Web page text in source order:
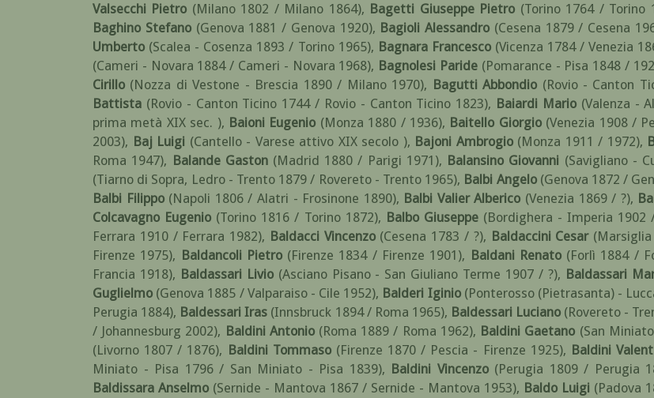
Valsecchi Pietro (Milano 1802 / Milano 1864), Bagetti Giuseppe Pietro (Torino 1764 / Torino
Baghino Stefano (Genova 1881 / Genova 1920), Bagioli Alessandro (Cesena 1879 / Cesena
Umberto (Scalea - Cosenza 1893 / Torino 1965), Bagnara Francesco (Vicenza 1784 / Venezia
(Cameri - Novara 1884 / Cameri - Novara 1968), Bagnolesi Paride (Pomarance - Pisa 1848 /
Cirillo (Nozza di Vestone - Brescia 1890 / Milano 1970), Bagutti Abbondio (Rovio - Canton
Battista (Rovio - Canton Ticino 1744 / Rovio - Canton Ticino 1823), Baiardi Mario (Valenza -
prima metà XIX sec. ), Baioni Eugenio (Monza 1880 / 1936), Baitello Giorgio (Venezia 1908 /
2003), Baj Luigi (Cantello - Varese attivo XIX secolo ), Bajoni Ambrogio (Monza 1911 / 1972),
Roma 1947), Balande Gaston (Madrid 1880 / Parigi 1971), Balansino Giovanni (Savigliano -
(Tiarno di Sopra, Ledro - Trento 1879 / Rovereto - Trento 1965), Balbi Angelo (Genova 1872 /
Balbi Filippo (Napoli 1806 / Alatri - Frosinone 1890), Balbi Valier Alberico (Venezia 1869 / ?),
Colcavagno Eugenio (Torino 1816 / Torino 1872), Balbo Giuseppe (Bordighera - Imperia
Ferrara 1910 / Ferrara 1982), Baldacci Vincenzo (Cesena 1783 / ?), Baldaccini Cesar
Firenze 1975), Baldancoli Pietro (Firenze 1834 / Firenze 1901), Baldani Renato (Forlì 1884 /
Francia 1918), Baldassari Livio (Asciano Pisano - San Giuliano Terme 1907 / ?), Baldassari
Guglielmo (Genova 1885 / Valparaiso - Cile 1952), Balderi Iginio (Ponterosso (Pietrasanta) -
Perugia 1884), Baldessari Iras (Innsbruck 1894 / Roma 1965), Baldessari Luciano (Rovereto -
/ Johannesburg 2002), Baldini Antonio (Roma 1889 / Roma 1962), Baldini Gaetano (San
(Livorno 1807 / 1876), Baldini Tommaso (Firenze 1870 / Pescia - Firenze 1925), Baldini
Miniato - Pisa 1796 / San Miniato - Pisa 1839), Baldini Vincenzo (Perugia 1809 / Perugia
Baldissara Anselmo (Sernide - Mantova 1867 / Sernide - Mantova 1953), Baldo Luigi (Padova